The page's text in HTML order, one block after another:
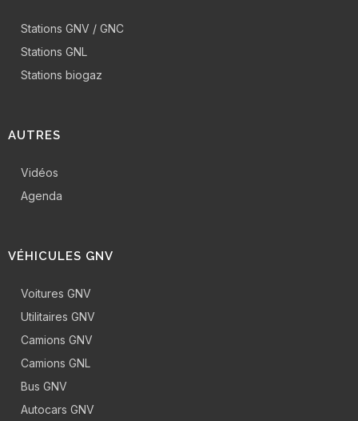
Stations GNV / GNC
Stations GNL
Stations biogaz
AUTRES
Vidéos
Agenda
VÉHICULES GNV
Voitures GNV
Utilitaires GNV
Camions GNV
Camions GNL
Bus GNV
Autocars GNV